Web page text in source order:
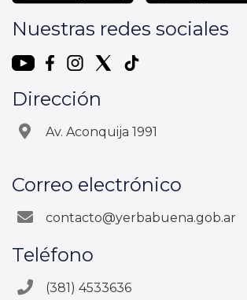
Nuestras redes sociales
Dirección
Av. Aconquija 1991
Correo electrónico
contacto@yerbabuena.gob.ar
Teléfono
(381) 4533636